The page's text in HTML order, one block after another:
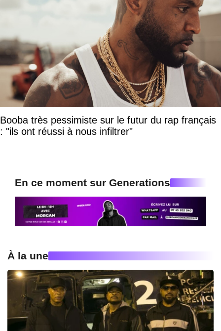
Booba très pessimiste sur le futur du rap français
: "ils ont réussi à nous infiltrer"
En ce moment sur Generations
À la une